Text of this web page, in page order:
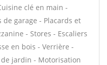
clé en main -
de garage - Placards et
- Stores - Escaliers
en bois - Verrière -
jardin - Motorisation